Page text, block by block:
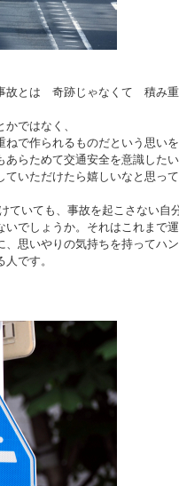
故とは 奇跡じゃなくて 積み
ではなく、
で作られるものだという思い
あらためて交通安全を意識した
いただけたら嬉しいなと思っ
ていても、事故を起こさない自
いでしょうか。それはこれまで
思いやりの気持ちを持ってハ
です。